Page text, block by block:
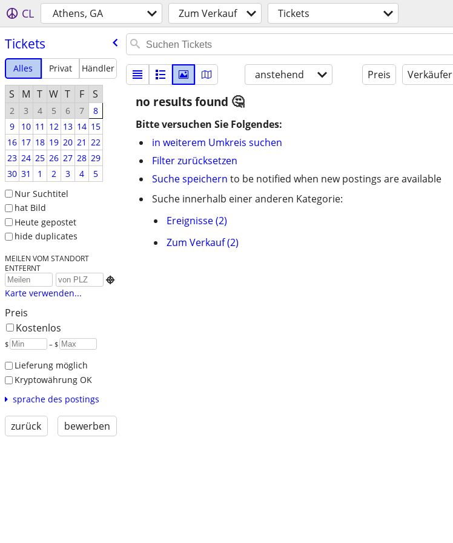
CL Athens, GA Zum Verkauf Tickets
Tickets
Alles Privat Händler
S M T W T F S
2 3 4 5 6 7
8
9
10 11 12 13 14 15
16 17 18 19 20 21 22
23 24 25 26 27 28 29
30 31 1 2 3 4
5
Nur Suchtitel
hat Bild
Heute gepostet
hide duplicates
MEILEN VOM STANDORT
ENTFERNT

Karte verwenden...
Preis
Kostenlos
$ – $
Lieferung möglich
Kryptowährung OK
sprache des postings
zurück bewerben
anstehend Preis Verkäufer
no results found
Bitte versuchen Sie Folgendes:
in weiterem Umkreis suchen
Filter zurücksetzen
Suche speichern to be notified when new postings are available
Suche innerhalb einer anderen Kategorie:
Ereignisse (2)
Zum Verkauf (2)